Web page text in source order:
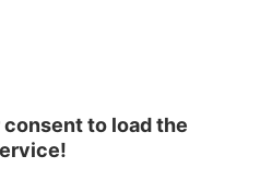
to load the